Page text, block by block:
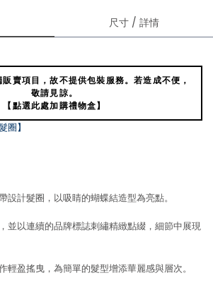
尺寸 / 詳情
賣項目，故不提供包裝服務。若造成不便，
敬請見諒。
【點選此處加購禮物盒】
圈】
設計髮圈，以吸睛的蝴蝶結造型為亮點。
並以連續的品牌標誌刺繡精緻點綴，細節中展現
輕盈搖曳，為簡單的髮型增添華麗感與層次。